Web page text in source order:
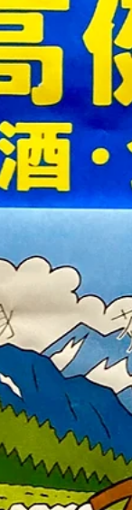
か？ 乗船場での
がんばるぞ〜！
スタッフの多さ
ョンが片舷なの
整え、5時過ぎに
をシルエットに
海峡のご来光 明
りで昨日大釣り
り、なんていう
天気には恵まれ
るのですが、桜鯛